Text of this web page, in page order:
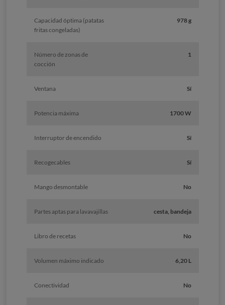
Capacidad óptima (patatas
fritas congeladas)
978 g
Número de zonas de
cocción
1
Ventana Sí
Potencia máxima 1700 W
Interruptor de encendido Sí
Recogecables Sí
Mango desmontable No
Partes aptas para lavavajillas cesta, bandeja
Libro de recetas No
Volumen máximo indicado 6,20 L
Conectividad No